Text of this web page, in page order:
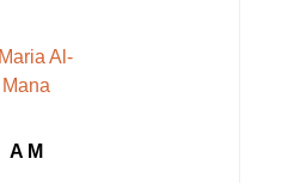
A M